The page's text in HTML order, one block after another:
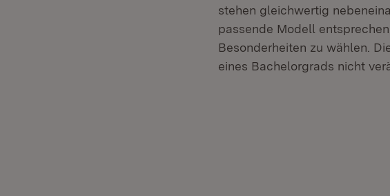
stehen gleichwertig
passende Modell
Besonderheiten zu wählen.
eines Bachelorgrads nicht